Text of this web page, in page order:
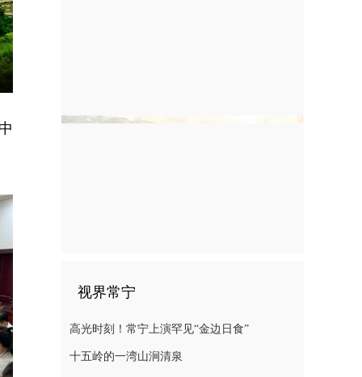
fullscreen
视界常宁
高光时刻！常宁上演罕见“金边日食”
十五岭的一湾山涧清泉